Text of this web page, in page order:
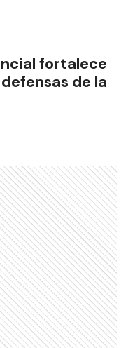
fortalece
de la